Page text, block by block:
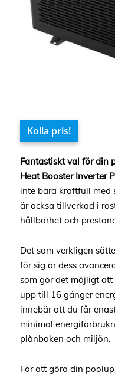
Kolla pris!
Fantastiskt val för din
Heat Booster Inverter
inte bara kraftfull med
är också tillverkad i
hållbarhet och
Det som verkligen
för sig är dess
som gör det möjligt
upp till 16 gånger
innebär att du får
minimal
plånboken och miljön.
För att göra din